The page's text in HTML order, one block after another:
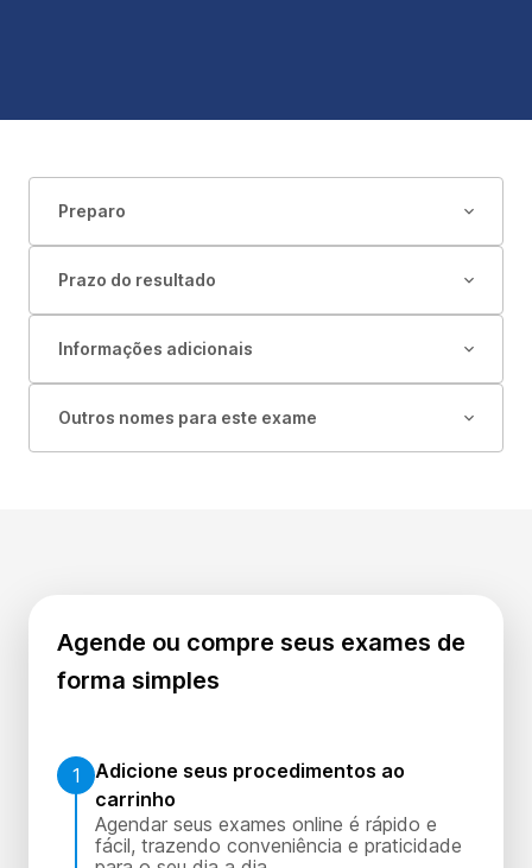
Preparo
Prazo do resultado
Informações adicionais
Outros nomes para este exame
Agende ou compre seus exames de
forma simples
1
Adicione seus procedimentos ao
carrinho
Agendar seus exames online é rápido e
fácil, trazendo conveniência e praticidade